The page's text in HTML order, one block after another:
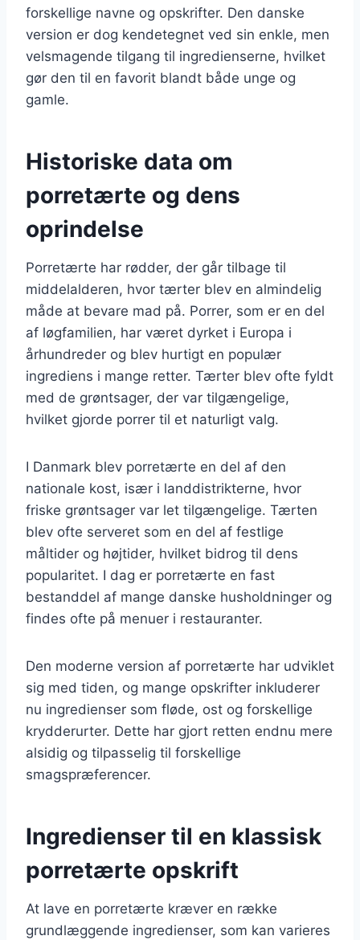
forskellige navne og opskrifter. Den danske
version er dog kendetegnet ved sin enkle, men
velsmagende tilgang til ingredienserne, hvilket
gør den til en favorit blandt både unge og
gamle.
Historiske data om
porretærte og dens
oprindelse
Porretærte har rødder, der går tilbage til
middelalderen, hvor tærter blev en almindelig
måde at bevare mad på. Porrer, som er en del
af løgfamilien, har været dyrket i Europa i
århundreder og blev hurtigt en populær
ingrediens i mange retter. Tærter blev ofte fyldt
med de grøntsager, der var tilgængelige,
hvilket gjorde porrer til et naturligt valg.
I Danmark blev porretærte en del af den
nationale kost, især i landdistrikterne, hvor
friske grøntsager var let tilgængelige. Tærten
blev ofte serveret som en del af festlige
måltider og højtider, hvilket bidrog til dens
popularitet. I dag er porretærte en fast
bestanddel af mange danske husholdninger og
findes ofte på menuer i restauranter.
Den moderne version af porretærte har udviklet
sig med tiden, og mange opskrifter inkluderer
nu ingredienser som fløde, ost og forskellige
krydderurter. Dette har gjort retten endnu mere
alsidig og tilpasselig til forskellige
smagspræferencer.
Ingredienser til en klassisk
porretærte opskrift
At lave en porretærte kræver en række
grundlæggende ingredienser, som kan varieres